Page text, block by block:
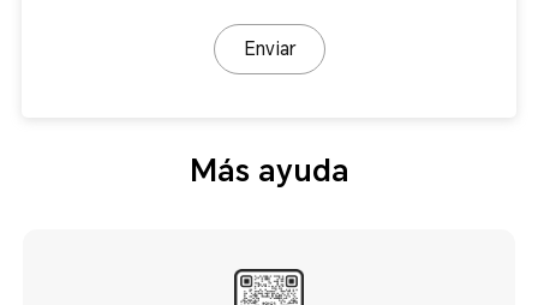
Enviar
Más ayuda